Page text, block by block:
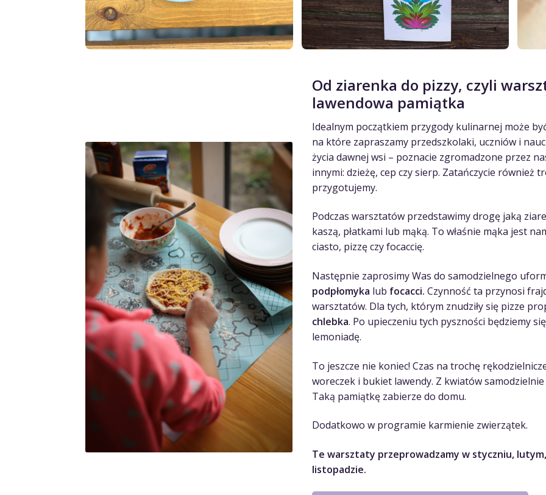
Od ziarenka do pizzy, czyli
lawendowa pamiątka
Idealnym początkiem przygody kulinarnej może
na które zapraszamy przedszkolaki, uczniów i
życia dawnej wsi – poznacie zgromadzone przez
innymi: dzieżę, cep czy sierp. Zatańczycie również
przygotujemy.
Podczas warsztatów przedstawimy drogę jaką
kaszą, płatkami lub mąką. To właśnie mąka jest
ciasto, pizzę czy focaccię.
Następnie zaprosimy Was do samodzielnego
podpłomyka lub focacci.Czynność ta przynosi
warsztatów. Dla tych, którym znudziły się pizze
chlebka. Po upieczeniu tych pyszności będziemy
lemoniadę.
To jeszcze nie koniec! Czas na trochę
woreczek i bukiet lawendy. Z kwiatów
Taką pamiątkę zabierze do domu.
Dodatkowo w programie karmienie zwierzątek.
Te warsztaty przeprowadzamy w styczniu,
listopadzie.